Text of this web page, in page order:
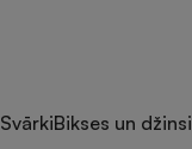
SvārkiBikses un džinsi